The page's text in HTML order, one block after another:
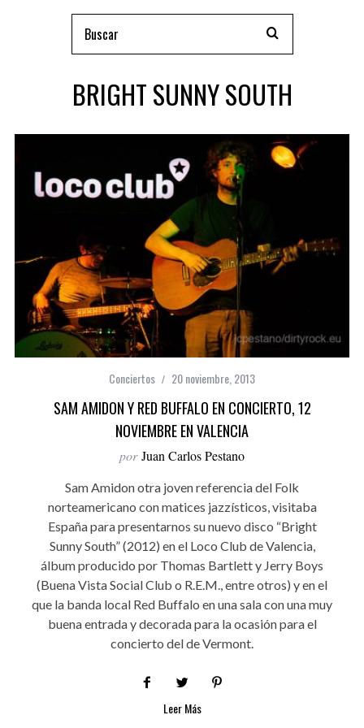
BRIGHT SUNNY SOUTH
Conciertos 20 noviembre, 2013
SAM AMIDON Y RED BUFFALO EN CONCIERTO, 12
NOVIEMBRE EN VALENCIA
por Juan Carlos Pestano
Sam Amidon otra joven referencia del Folk
norteamericano con matices jazzísticos, visitaba
España para presentarnos su nuevo disco “Bright
Sunny South” (2012) en el Loco Club de Valencia,
álbum producido por Thomas Bartlett y Jerry Boys
(Buena Vista Social Club o R.E.M., entre otros) y en el
que la banda local Red Buffalo en una sala con una muy
buena entrada y decorada para la ocasión para el
concierto del de Vermont.
Leer Más